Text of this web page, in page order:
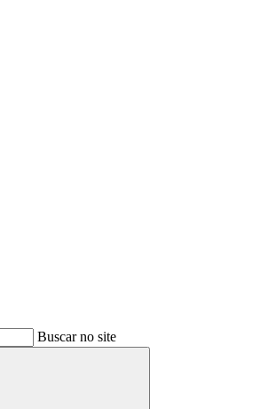
Buscar no site